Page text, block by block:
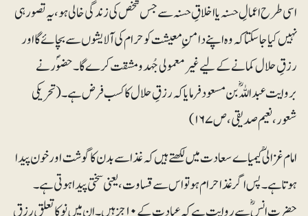
اسی طرح اعمالِ حسنہ یا اخلاقِ حسنہ سے جس شخص کی زندگی خالی ہو، یہ تصور ہی
نہیں کیا جاسکتا کہ وہ اپنے دامنِ معیشت کو حرام کی آلایشوں سے بچائے گا اور
رزقِ حلال کمانے کے لیے غیرمعمولی جُہدومشقت کرے گا۔ حضوؐر نے
بروایت عبداللہؓ بن مسعود فرمایا کہ رزقِ حلال کا کسب فرض ہے۔(تحریکی
شعور، نعیم صدیقی، ص ۱۶۷)
امام غزالیؒ کیمیاے سعادت میں لکھتے ہیں کہ غذا سے بدن کا گوشت اور خون پیدا
ہوتا ہے۔ پس اگر غذا حرام ہو تو اس سے قساوت، یعنی سختی پیدا ہوتی ہے۔